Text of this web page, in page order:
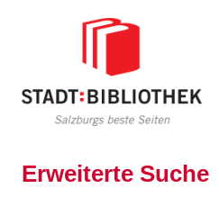
Erweiterte Suche